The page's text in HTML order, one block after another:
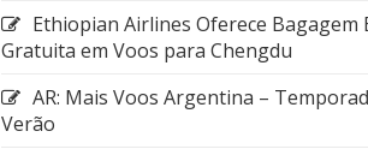
Ethiopian Airlines Oferece Bagagem
Gratuita em Voos para Chengdu
AR: Mais Voos Argentina –
Verão